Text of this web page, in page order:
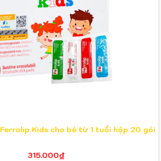
Kids cho bé từ 1 tuổi hộp 20 gói
315.000₫